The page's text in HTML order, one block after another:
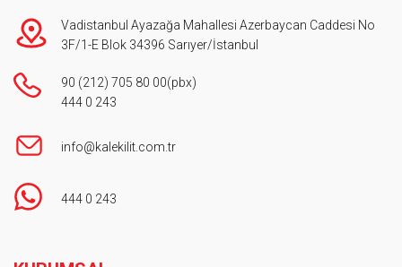
Vadistanbul Ayazağa Mahallesi Azerbaycan Caddesi No
3F/1-E Blok 34396 Sarıyer/İstanbul
90 (212) 705 80 00(pbx)
444 0 243
info@kalekilit.com.tr
444 0 243